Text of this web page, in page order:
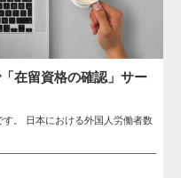
在留資格の確認」サー
。 日本における外国人労働者数